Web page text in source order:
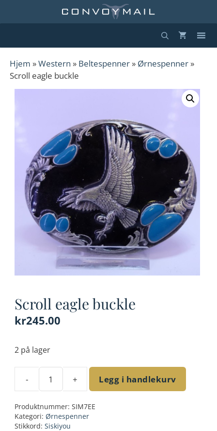
Hjem »Western » Beltespenner » Ørnespenner »
Scroll eagle buckle
Scroll eagle buckle
kr245.00
2 på lager
-
Scroll
buckle
antall
+ Legg i handlekurv
Produktnummer: SIM7EE
Kategori: Ørnespenner
Stikkord: Siskiyou